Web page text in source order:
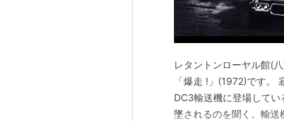
レタントンローヤル館(
「爆走 !」(1972)です。
DC3輸送機に登場して
墜されるのを聞く。輸送